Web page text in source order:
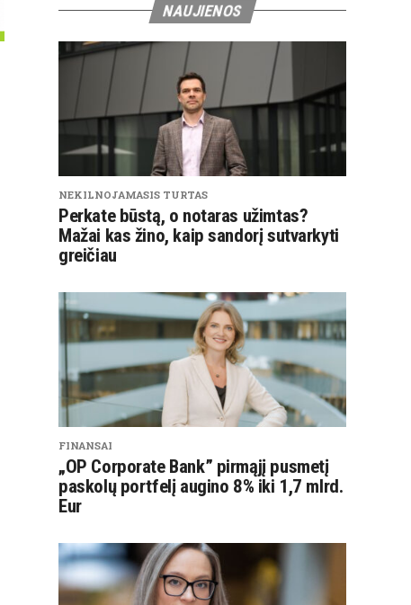
NAUJIENOS
NEKILNOJAMASIS TURTAS
Perkate būstą, o notaras užimtas?
Mažai kas žino, kaip sandorį sutvarkyti
greičiau
FINANSAI
„OP Corporate Bank” pirmąjį pusmetį
paskolų portfelį augino 8% iki 1,7 mlrd.
Eur